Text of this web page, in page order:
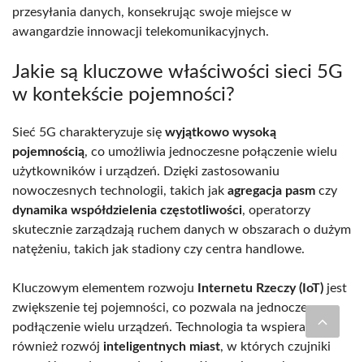
przesyłania danych, konsekrując swoje miejsce w
awangardzie innowacji telekomunikacyjnych.
Jakie są kluczowe właściwości sieci 5G
w kontekście pojemności?
Sieć 5G charakteryzuje się wyjątkowo wysoką
pojemnością, co umożliwia jednoczesne połączenie wielu
użytkowników i urządzeń. Dzięki zastosowaniu
nowoczesnych technologii, takich jak agregacja pasm czy
dynamika współdzielenia częstotliwości, operatorzy
skutecznie zarządzają ruchem danych w obszarach o dużym
natężeniu, takich jak stadiony czy centra handlowe.
Kluczowym elementem rozwoju Internetu Rzeczy (IoT) jest
zwiększenie tej pojemności, co pozwala na jednoczesne
podłączenie wielu urządzeń. Technologia ta wspiera
również rozwój inteligentnych miast, w których czujniki